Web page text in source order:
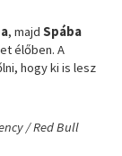
, majdSpába
élőben. A
hogy ki is lesz
/ Red Bull